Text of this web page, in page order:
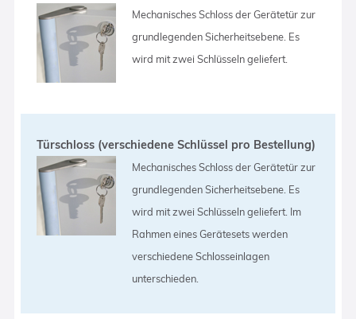
Mechanisches Schloss der Gerätetür zur
grundlegenden Sicherheitsebene. Es
wird mit zwei Schlüsseln geliefert.
Türschloss (verschiedene Schlüssel pro Bestellung)
Mechanisches Schloss der Gerätetür zur
grundlegenden Sicherheitsebene. Es
wird mit zwei Schlüsseln geliefert. Im
Rahmen eines Gerätesets werden
verschiedene Schlosseinlagen
unterschieden.